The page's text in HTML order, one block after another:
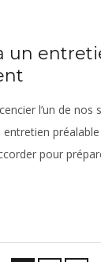
un
l’un de nos
pour